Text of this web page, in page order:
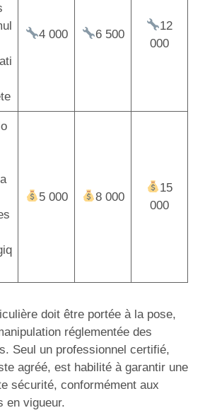
4 000 6 500
12
000
5 000 8 000
15
000
doit être portée à la pose,
réglementée des
Seul un professionnel certifié,
agréé, est habilité à garantir une
sécurité, conformément aux
en vigueur.